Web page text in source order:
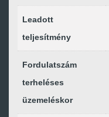
Leadott
teljesítmény
Fordulatszám
terheléses
üzemeléskor